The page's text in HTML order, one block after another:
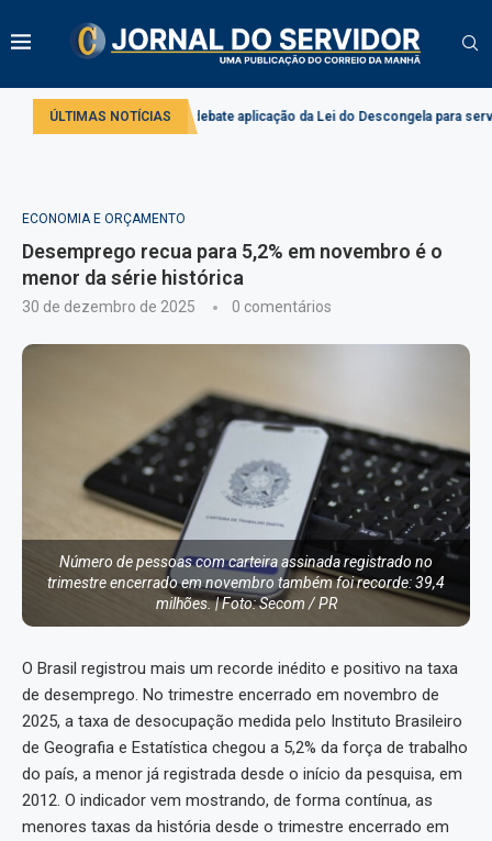
ÚLTIMAS NOTÍCIAS
Comissão debate aplicação da Lei do Descongela para servidores
ECONOMIA E ORÇAMENTO
Desemprego recua para 5,2% em novembro é o
menor da série histórica
30 de dezembro de 2025 0 comentários
Número de pessoas com carteira assinada registrado no
trimestre encerrado em novembro também foi recorde: 39,4
milhões. | Foto: Secom / PR
O Brasil registrou mais um recorde inédito e positivo na taxa
de desemprego. No trimestre encerrado em novembro de
2025, a taxa de desocupação medida pelo Instituto Brasileiro
de Geografia e Estatística chegou a 5,2% da força de trabalho
do país, a menor já registrada desde o início da pesquisa, em
2012. O indicador vem mostrando, de forma contínua, as
menores taxas da história desde o trimestre encerrado em